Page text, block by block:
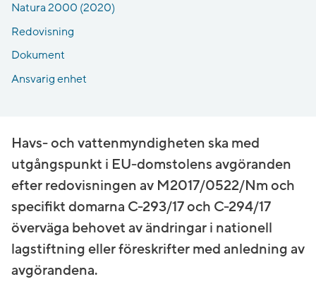
Natura 2000 (2020)
Redovisning
Dokument
Ansvarig enhet
Havs- och vattenmyndigheten ska med
utgångspunkt i EU-domstolens avgöranden
efter redovisningen av M2017/0522/Nm och
specifikt domarna C-293/17 och C-294/17
överväga behovet av ändringar i nationell
lagstiftning eller föreskrifter med anledning av
avgörandena.